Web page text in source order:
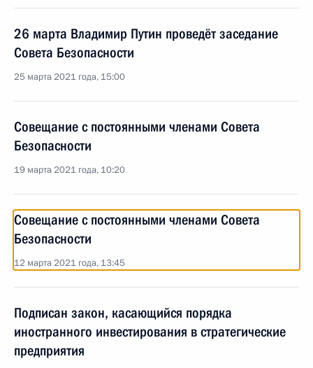
26 марта Владимир Путин проведёт заседание
Совета Безопасности
25 марта 2021 года, 15:00
Совещание с постоянными членами Совета
Безопасности
19 марта 2021 года, 10:20
Совещание с постоянными членами Совета
Безопасности
12 марта 2021 года, 13:45
Подписан закон, касающийся порядка
иностранного инвестирования в стратегические
предприятия